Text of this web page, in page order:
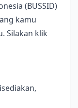
(BUSSID)
kamu
Silakan klik